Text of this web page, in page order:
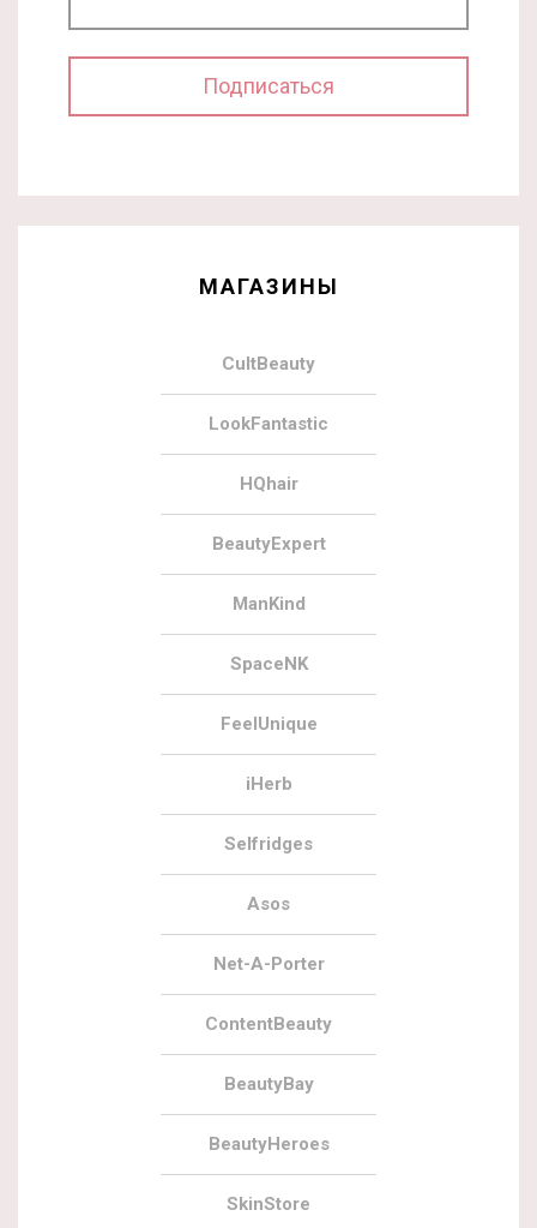
МАГАЗИНЫ
CultBeauty
LookFantastic
HQhair
BeautyExpert
ManKind
SpaceNK
FeelUnique
iHerb
Selfridges
Asos
Net-A-Porter
ContentBeauty
BeautyBay
BeautyHeroes
SkinStore